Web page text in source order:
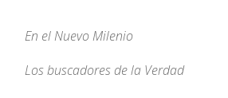
En el Nuevo Milenio
Los buscadores de la Verdad